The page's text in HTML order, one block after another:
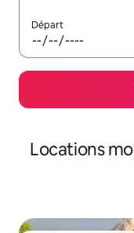
Départ
Locations